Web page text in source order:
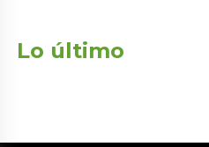
Lo último